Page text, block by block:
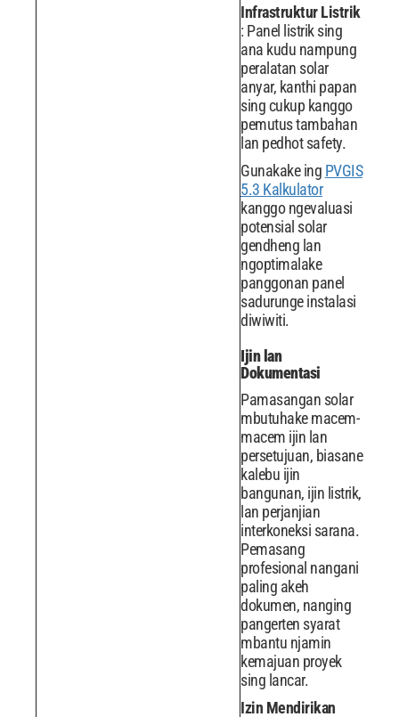
Infrastruktur Listrik
: Panel listrik sing
ana kudu nampung
peralatan solar
anyar, kanthi papan
sing cukup kanggo
pemutus tambahan
lan pedhot safety.
Gunakake ing PVGIS
5.3 Kalkulator
kanggo ngevaluasi
potensial solar
gendheng lan
ngoptimalake
panggonan panel
sadurunge instalasi
diwiwiti.
Ijin lan
Dokumentasi
Pamasangan solar
mbutuhake macem-
macem ijin lan
persetujuan, biasane
kalebu ijin
bangunan, ijin listrik,
lan perjanjian
interkoneksi sarana.
Pemasang
profesional nangani
paling akeh
dokumen, nanging
pangerten syarat
mbantu njamin
kemajuan proyek
sing lancar.
Izin Mendirikan